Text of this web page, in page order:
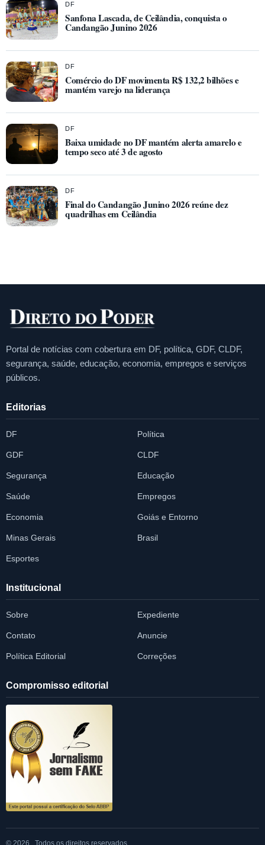
DF
Sanfona Lascada, de Ceilândia, conquista o
Candangão Junino 2026
DF
Comércio do DF movimenta R$ 132,2 bilhões e
mantém varejo na liderança
DF
Baixa umidade no DF mantém alerta amarelo e
tempo seco até 3 de agosto
DF
Final do Candangão Junino 2026 reúne dez
quadrilhas em Ceilândia
Portal de notícias com cobertura em DF, política, GDF, CLDF,
segurança, saúde, educação, economia, empregos e serviços
públicos.
Editorias
DF Política
GDF CLDF
Segurança Educação
Saúde Empregos
Economia Goiás e Entorno
Minas Gerais Brasil
Esportes
Institucional
Sobre Expediente
Contato Anuncie
Política Editorial Correções
Compromisso editorial
© 2026 . Todos os direitos reservados.